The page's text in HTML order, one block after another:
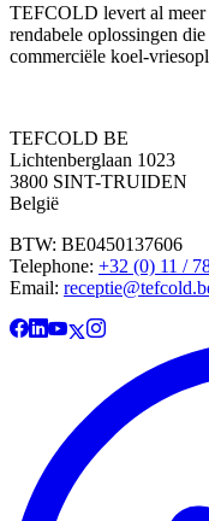
TEFCOLD levert al meer
rendabele oplossingen
commerciële koel-
TEFCOLD BE
Lichtenberglaan 1023
3800 SINT-TRUIDEN
België
BTW: BE0450137606
Telephone: +32 (0) 11 /
Email: